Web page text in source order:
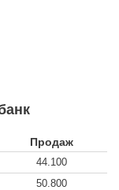
Продаж
44.100
50.800